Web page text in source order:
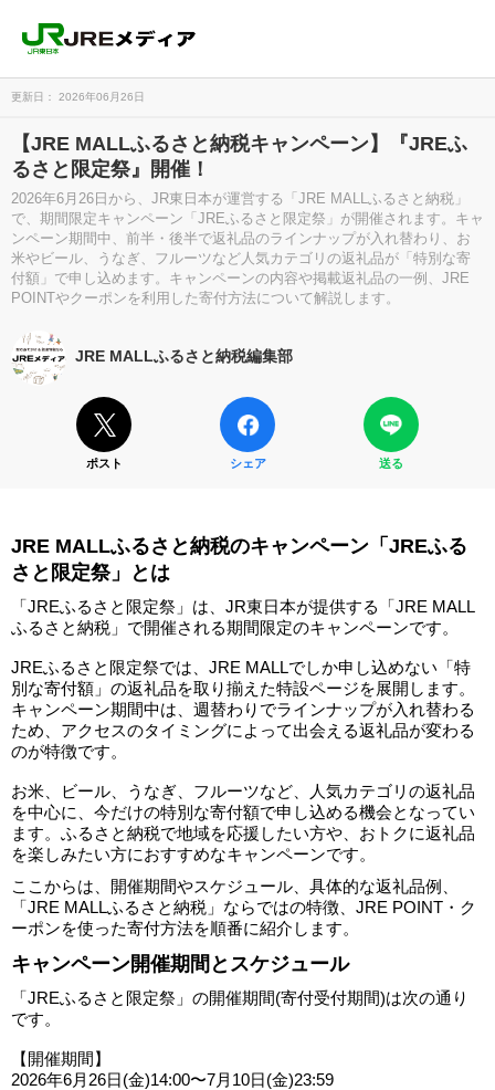
更新日： 2026年06月26日
【JRE MALLふるさと納税キャンペーン】『JREふ
るさと限定祭』開催！
2026年6月26日から、JR東日本が運営する「JRE MALLふるさと納税」
で、期間限定キャンペーン「JREふるさと限定祭」が開催されます。キャ
ンペーン期間中、前半・後半で返礼品のラインナップが入れ替わり、お
米やビール、うなぎ、フルーツなど人気カテゴリの返礼品が「特別な寄
付額」で申し込めます。キャンペーンの内容や掲載返礼品の一例、JRE
POINTやクーポンを利用した寄付方法について解説します。
JRE MALLふるさと納税編集部
ポスト シェア 送る
JRE MALLふるさと納税のキャンペーン「JREふる
さと限定祭」とは
「JREふるさと限定祭」は、JR東日本が提供する「JRE MALL
ふるさと納税」で開催される期間限定のキャンペーンです。
JREふるさと限定祭では、JRE MALLでしか申し込めない「特
別な寄付額」の返礼品を取り揃えた特設ページを展開します。
キャンペーン期間中は、週替わりでラインナップが入れ替わる
ため、アクセスのタイミングによって出会える返礼品が変わる
のが特徴です。
お米、ビール、うなぎ、フルーツなど、人気カテゴリの返礼品
を中心に、今だけの特別な寄付額で申し込める機会となってい
ます。ふるさと納税で地域を応援したい方や、おトクに返礼品
を楽しみたい方におすすめなキャンペーンです。
ここからは、開催期間やスケジュール、具体的な返礼品例、
「JRE MALLふるさと納税」ならではの特徴、JRE POINT・ク
ーポンを使った寄付方法を順番に紹介します。
キャンペーン開催期間とスケジュール
「JREふるさと限定祭」の開催期間(寄付受付期間)は次の通り
です。
【開催期間】
2026年6月26日(金)14:00〜7月10日(金)23:59